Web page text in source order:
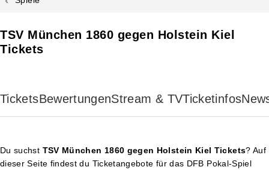
TSV München 1860 gegen Holstein Kiel
Tickets
TicketsBewertungenStream & TVTicketinfos
Du suchst TSV München 1860 gegen Holstein Kiel Tickets? Auf
dieser Seite findest du Ticketangebote für das DFB Pokal-Spiel